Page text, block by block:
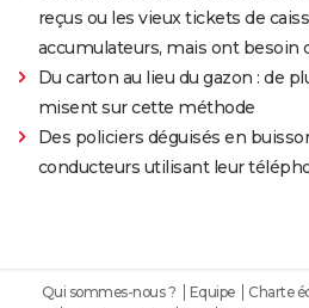
reçus ou les vieux tickets de
accumulateurs, mais ont besoin
Du carton au lieu du gazon : de
misent sur cette méthode
Des policiers déguisés en
conducteurs utilisant leur
Qui sommes-nous ? Equipe Charte